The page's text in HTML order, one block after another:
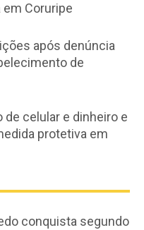
em Coruripe
após denúncia
de
celular e dinheiro e
protetiva em
conquista segundo